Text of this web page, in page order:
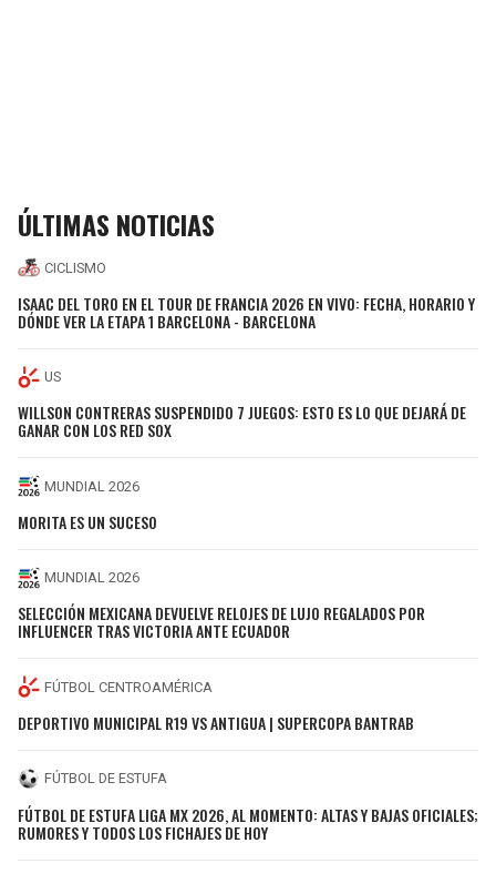
ÚLTIMAS NOTICIAS
CICLISMO
ISAAC DEL TORO EN EL TOUR DE FRANCIA 2026 EN VIVO: FECHA, HORARIO Y
DÓNDE VER LA ETAPA 1 BARCELONA - BARCELONA
US
WILLSON CONTRERAS SUSPENDIDO 7 JUEGOS: ESTO ES LO QUE DEJARÁ DE
GANAR CON LOS RED SOX
MUNDIAL 2026
MORITA ES UN SUCESO
MUNDIAL 2026
SELECCIÓN MEXICANA DEVUELVE RELOJES DE LUJO REGALADOS POR
INFLUENCER TRAS VICTORIA ANTE ECUADOR
FÚTBOL CENTROAMÉRICA
DEPORTIVO MUNICIPAL R19 VS ANTIGUA | SUPERCOPA BANTRAB
FÚTBOL DE ESTUFA
FÚTBOL DE ESTUFA LIGA MX 2026, AL MOMENTO: ALTAS Y BAJAS OFICIALES;
RUMORES Y TODOS LOS FICHAJES DE HOY